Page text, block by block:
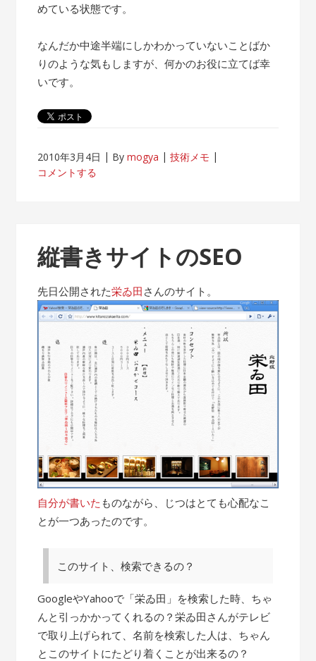
めている状態です。
なんだか中途半端にしかわかっていないことばか
りのような気もしますが、何かのお役に立てば幸
いです。
2010年3月4日 Bymogya
技術メモ
コメントする
縦書きサイトのSEO
先日公開された栄ゐ田 さんのサイト。
自分が書いた ものながら、じつはとても心配なこ
とが一つあったのです。
このサイト、検索できるの？
GoogleやYahooで「栄ゐ田」を検索した時、ちゃ
んと引っかかってくれるの？栄ゐ田さんがテレビ
で取り上げられて、名前を検索した人は、ちゃん
とこのサイトにたどり着くことが出来るの？